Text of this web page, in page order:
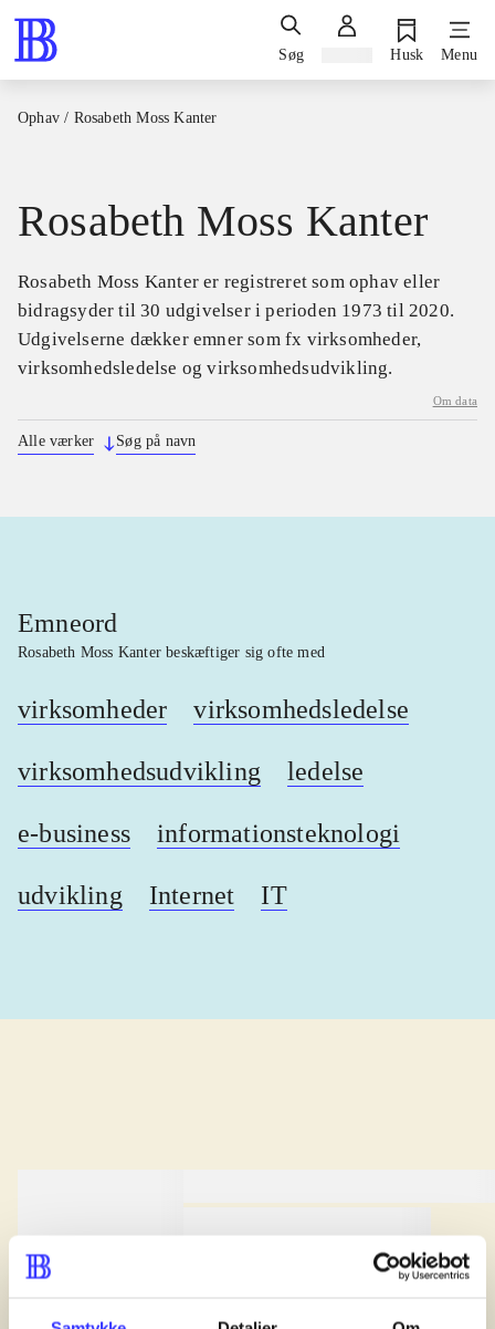
Søg Husk Menu
Ophav / Rosabeth Moss Kanter
Rosabeth Moss Kanter
Rosabeth Moss Kanter er registreret som ophav eller
bidragsyder til 30 udgivelser i perioden 1973 til 2020.
Udgivelserne dækker emner som fx virksomheder,
virksomhedsledelse og virksomhedsudvikling.
Om data
Alle værker Søg på navn
Emneord
Rosabeth Moss Kanter beskæftiger sig ofte med
virksomheder virksomhedsledelse
virksomhedsudvikling ledelse
e-business informationsteknologi
udvikling Internet IT